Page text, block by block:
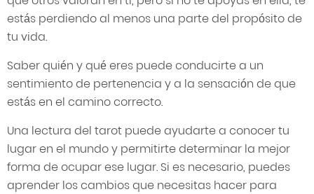
estás perdiendo al menos una parte del propósito de
tu vida.
Saber quién y qué eres puede conducirte a un
sentimiento de pertenencia y a la sensación de que
estás en el camino correcto.
Una lectura del tarot puede ayudarte a conocer tu
lugar en el mundo y permitirte determinar la mejor
forma de ocupar ese lugar. Si es necesario, puedes
aprender los cambios que necesitas hacer para